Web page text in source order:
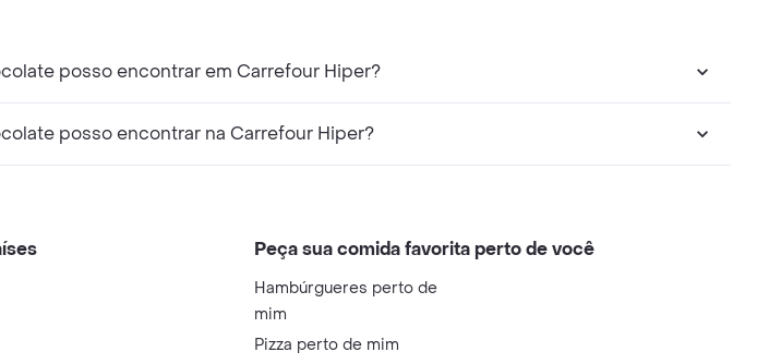
posso encontrar em Carrefour Hiper?
posso encontrar na Carrefour Hiper?
Peça sua comida favorita perto de você
Hambúrgueres perto de
mim
Pizza perto de mim